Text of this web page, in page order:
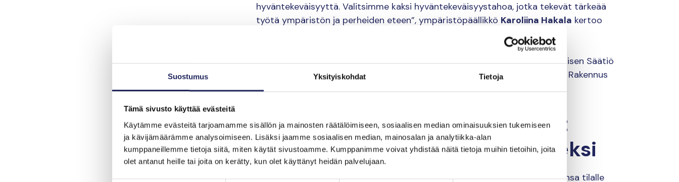
Suostumus Yksityiskohdat Tietoja
Tämä sivusto käyttää evästeitä
Käytämme evästeitä tarjoamamme sisällön ja mainosten räätälöimiseen, sosiaalisen median ominaisuuksien tukemiseen
ja kävijämäärämme analysoimiseen. Lisäksi jaamme sosiaalisen median, mainosalan ja analytiikka-alan
kumppaneillemme tietoja siitä, miten käytät sivustoamme. Kumppanimme voivat yhdistää näitä tietoja muihin tietoihin, joita
olet antanut heille tai joita on kerätty, kun olet käyttänyt heidän palvelujaan.
hyväntekeväisyyttä. Valitsimme kaksi hyväntekeväisyystahoa, jotka tekevät tärkeää
työtä ympäristön ja perheiden eteen”, ympäristöpäällikkö Karoliina Hakala kertoo
Lahjoituskohteiksi valittiin Hope Ry sekä John Nurmisen Säätiö. John Nurmisen Säätiö
oli Pohjola Rakennukselle helppo valinta yhteistyökumppaniksi, sillä Pohjola Rakennus
toimii monissa Suomen rantakaupungeissa.
Tuki mahdollistaa konkreettiset
hankkeet Itämeren pelastamiseksi
Ensimmäiset 113 kotia, joiden asukkaat pääsevät valitsemaan muuttolahjansa tilalle